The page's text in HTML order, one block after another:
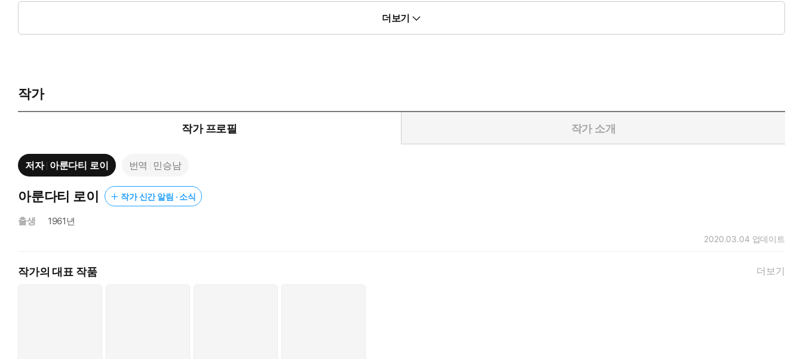
참혹한 현실을, 특히 어디에도 속하지 못한 채 억압받고 배척당하는 이들의 고난을 강렬하고 유려한 문장으로 적나라하게 묘사한다. 평생을 사회운동의 최전선에서 치열하게 살아온 작가가 세상에
의해 지워진 작은 존재들을 끈질기게 기억하고 상상하며 써내려간 진실하고 신실한 기록이자, 그들에게 바치는 헌시 같은 작품.
더보기
작가
작가 프로필 작가 소개
저자 아룬다티 로이 번역 민승남
아룬다티 로이 작가 신간 알림 · 소식
출생 1961년
2020.03.04 업데이트
작가의 대표 작품 더보기